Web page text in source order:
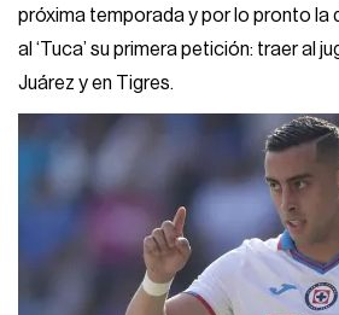
próxima temporada y por lo pronto la
al ‘Tuca’ su primera petición: traer al
Juárez y en Tigres.